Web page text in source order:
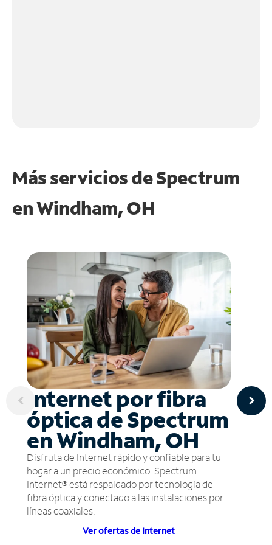
Más servicios de Spectrum
enWindham, OH
Internet por fibra
óptica de Spectrum
en Windham, OH
Disfruta de Internet rápido y confiable para tu
hogar a un precio económico. Spectrum
Internet® está respaldado por tecnología de
fibra óptica y conectado a las instalaciones por
líneas coaxiales.
Ver ofertas de Internet